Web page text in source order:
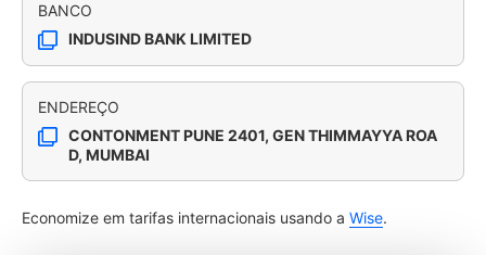
BANCO
INDUSIND BANK LIMITED
ENDEREÇO
CONTONMENT PUNE 2401, GEN THIMMAYYA ROA
D, MUMBAI
Economize em tarifas internacionais usando a Wise.